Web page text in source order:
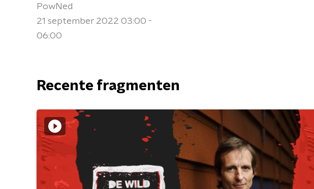
PowNed
21 september 2022 03:00 -
06:00
Recente fragmenten